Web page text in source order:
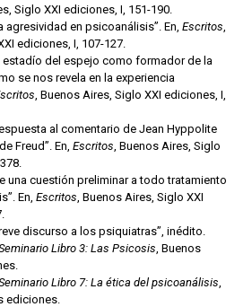
Siglo XXI ediciones, I, 151-190.
agresividad en psicoanálisis”. En,Escritos
ediciones, I, 107-127.
estadío del espejo como formador de la
se nos revela en la experiencia
, Buenos Aires, Siglo XXI ediciones, I,
al comentario de Jean Hyppolite
Freud”. En,Escritos , Buenos Aires, Siglo
una cuestión preliminar a todo tratamiento
En,Escritos , Buenos Aires, Siglo XXI
discurso a los psiquiatras”, inédito.
Libro 3: Las Psicosis , Buenos
Libro 7: La ética del psicoanálisis
ediciones.